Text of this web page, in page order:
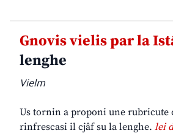
Gnovis vielis par la
lenghe
Vielm
Us tornin a proponi une rubricute
rinfrescasi il cjâf su la lenghe. lei